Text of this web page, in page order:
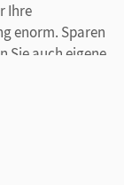
Ihre
enorm. Sparen
Sie auch eigene
individuelle